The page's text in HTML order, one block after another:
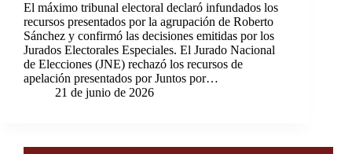
El máximo tribunal electoral declaró infundados los
recursos presentados por la agrupación de Roberto
Sánchez y confirmó las decisiones emitidas por los
Jurados Electorales Especiales. El Jurado Nacional
de Elecciones (JNE) rechazó los recursos de
apelación presentados por Juntos por…
21 de junio de 2026